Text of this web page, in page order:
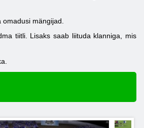
mängijad.
tiitli. Lisaks saab liituda klanniga, mis